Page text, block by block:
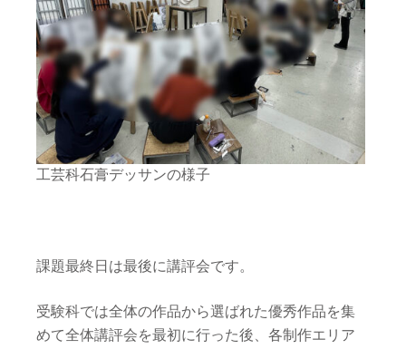
工芸科石膏デッサンの様子
課題最終日は最後に講評会です。
受験科では全体の作品から選ばれた優秀作品を集
めて全体講評会を最初に行った後、各制作エリア